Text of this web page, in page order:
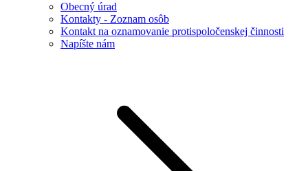
Obecný úrad
Kontakty - Zoznam osôb
Kontakt na oznamovanie protispoločenskej činnosti
Napíšte nám